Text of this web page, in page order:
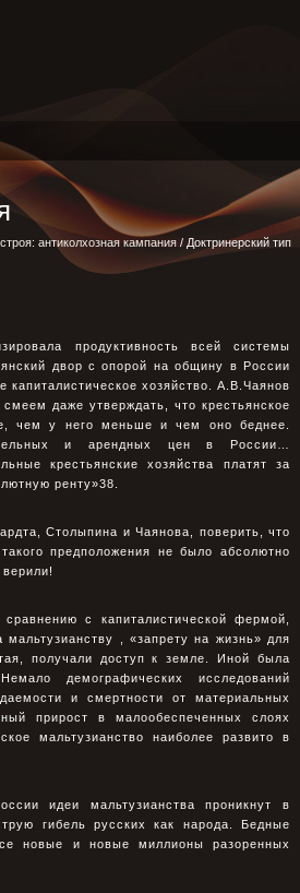
антиколхозная кампания / Доктринерский тип
продуктивность всей системы
двор с опорой на общину в России
хозяйство. А.В.Чаянов
даже утверждать, что крестьянское
чем у него меньше и чем оно беднее.
и арендных цен в России…
крестьянские хозяйства платят за
ренту»38.
Столыпина и Чаянова, поверить, что
предположения не было абсолютно
с капиталистической фермой,
, «запрету на жизнь» для
получали доступ к земле. Иной была
демографических исследований
и смертности от материальных
прирост в малообеспеченных слоях
мальтузианство наиболее развито в
идеи мальтузианства проникнут в
гибель русских как народа. Бедные
новые и новые миллионы разоренных